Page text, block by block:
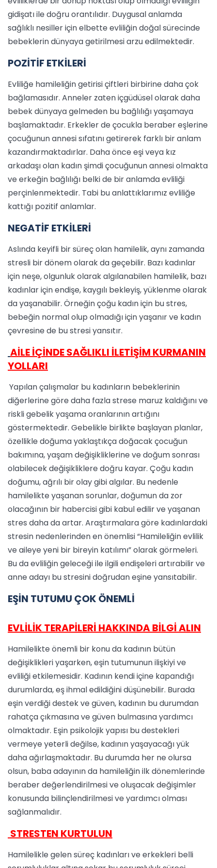
gidişatı ile doğru orantılıdır. Duygusal anlamda
sağlıklı nesiller için elbette evliliğin doğal sürecinde
bebeklerin dünyaya getirilmesi arzu edilmektedir.
POZİTİF ETKİLERİ
Evliliğe hamileliğin getirisi çiftleri birbirine daha çok
bağlamasıdır. Anneler zaten içgüdüsel olarak daha
bebek dünyaya gelmeden bu bağlılığı yaşamaya
başlamaktadır. Erkekler de çocukla beraber eşlerine
çocuğunun annesi sıfatını getirerek farklı bir anlam
kazandırmaktadırlar. Daha önce eşi veya kız
arkadaşı olan kadın şimdi çocuğunun annesi olmakta
ve erkeğin bağlılığı belki de bir anlamda evliliği
perçinlenmektedir. Tabi bu anlattıklarımız evliliğe
kattığı pozitif anlamlar.
NEGATİF ETKİLERİ
Aslında keyifli bir süreç olan hamilelik, aynı zamanda
stresli bir dönem olarak da geçebilir. Bazı kadınlar
için neşe, olgunluk olarak algılanabilen hamilelik, bazı
kadınlar için endişe, kaygılı bekleyiş, yüklenme olarak
da yaşanabilir. Örneğin çoğu kadın için bu stres,
bebeğin normal olup olmadığı için yaşanır ve kadın
çevresine de bu stresi yansıtır.
AİLE İÇİNDE SAĞLIKLI İLETİŞİM KURMANIN
YOLLARI
Yapılan çalışmalar bu kadınların bebeklerinin
diğerlerine göre daha fazla strese maruz kaldığını ve
riskli gebelik yaşama oranlarının artığını
göstermektedir. Gebelikle birlikte başlayan planlar,
özellikle doğuma yaklaştıkça doğacak çocuğun
bakımına, yaşam değişikliklerine ve doğum sonrası
olabilecek değişikliklere doğru kayar. Çoğu kadın
doğumu, ağrılı bir olay gibi algılar. Bu nedenle
hamilelikte yaşanan sorunlar, doğumun da zor
olacağının bir habercisi gibi kabul edilir ve yaşanan
stres daha da artar. Araştırmalara göre kadınlardaki
stresin nedenlerinden en önemlisi “Hamileliğin evlilik
ve aileye yeni bir bireyin katılımı” olarak görmeleri.
Bu da evliliğin geleceği ile ilgili endişeleri artırabilir ve
anne adayı bu stresini doğrudan eşine yansıtabilir.
EŞİN TUTUMU ÇOK ÖNEMLİ
EVLİLİK TERAPİLERİ HAKKINDA BİLGİ ALIN
Hamilelikte önemli bir konu da kadının bütün
değişiklikleri yaşarken, eşin tutumunun ilişkiyi ve
evliliği etkilemesidir. Kadının kendi içine kapandığı
durumlarda, eş ihmal edildiğini düşünebilir. Burada
eşin verdiği destek ve güven, kadının bu durumdan
rahatça çıkmasına ve güven bulmasına yardımcı
olmaktadır. Eşin psikolojik yapısı bu destekleri
vermeye yeterli değilse, kadının yaşayacağı yük
daha ağırlaşmaktadır. Bu durumda her ne olursa
olsun, baba adayının da hamileliğin ilk dönemlerinde
beraber değerlendirilmesi ve oluşacak değişimler
konusunda bilinçlendirilmesi ve yardımcı olması
sağlanmalıdır.
STRESTEN KURTULUN
Hamilelikle gelen süreç kadınları ve erkekleri belli